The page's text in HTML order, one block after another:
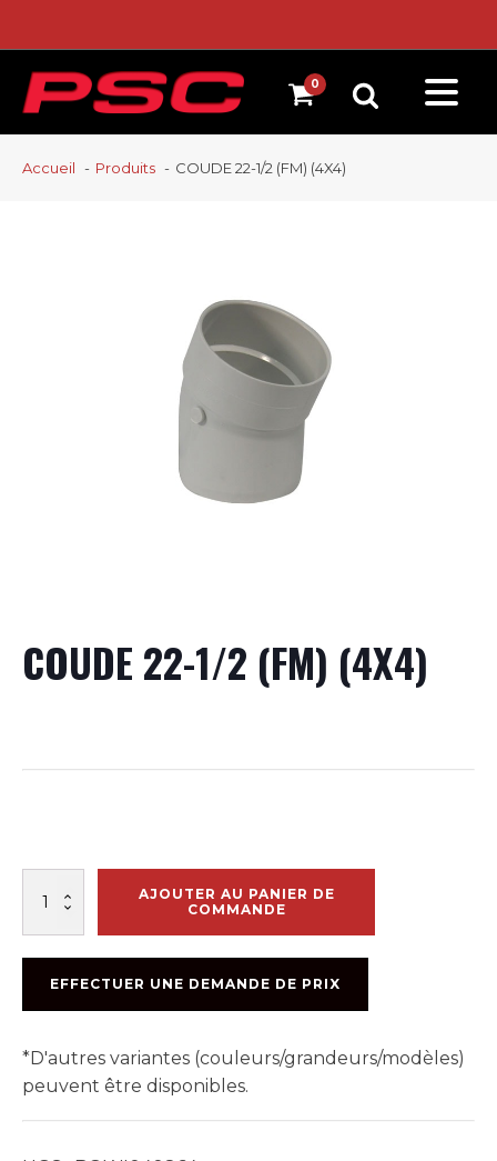
Accueil Produits COUDE 22-1/2 (FM) (4X4)
COUDE 22-1/2 (FM) (4X4)
COUDE
(4X4)
AJOUTER AU PANIER DE
COMMANDE
EFFECTUER UNE DEMANDE DE PRIX
*D'autres variantes (couleurs/grandeurs/modèles)
peuvent être disponibles.